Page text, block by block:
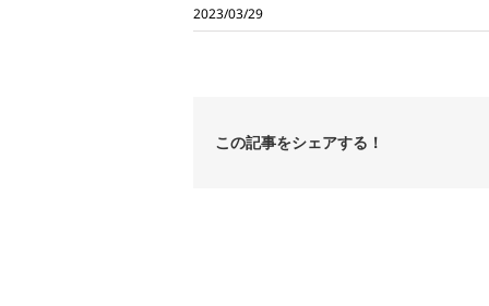
2023/03/29
この記事をシェアする！